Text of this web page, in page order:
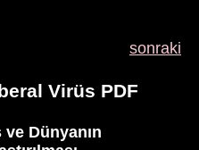
sonraki
Virüs PDF
Dünyanın